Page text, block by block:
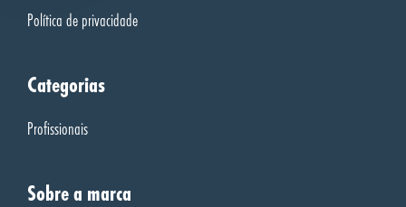
Política de privacidade
Categorias
Profissionais
Sobre a marca